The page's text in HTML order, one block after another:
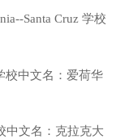
Santa Cruz 学校
校中文名：爱荷华
中文名：克拉克大